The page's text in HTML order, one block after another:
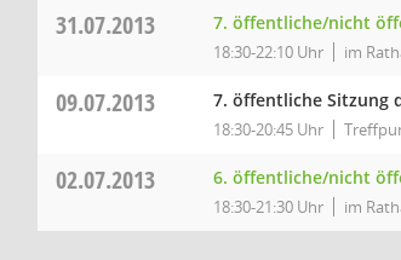
31.07.2013 7. öffentliche/nicht
18:30-22:10 Uhr im
09.07.2013 7. öffentliche Sitzung
18:30-20:45 Uhr
02.07.2013 6. öffentliche/nicht
18:30-21:30 Uhr im